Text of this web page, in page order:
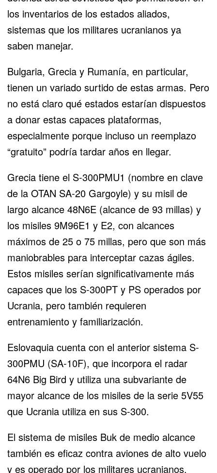
los inventarios de los estados aliados,
sistemas que los militares ucranianos ya
saben manejar.
Bulgaria, Grecia y Rumanía, en particular,
tienen un variado surtido de estas armas. Pero
no está claro qué estados estarían dispuestos
a donar estas capaces plataformas,
especialmente porque incluso un reemplazo
“gratuito” podría tardar años en llegar.
Grecia tiene el S-300PMU1 (nombre en clave
de la OTAN SA-20 Gargoyle) y su misil de
largo alcance 48N6E (alcance de 93 millas) y
los misiles 9M96E1 y E2, con alcances
máximos de 25 o 75 millas, pero que son más
maniobrables para interceptar cazas ágiles.
Estos misiles serían significativamente más
capaces que los S-300PT y PS operados por
Ucrania, pero también requieren
entrenamiento y familiarización.
Eslovaquia cuenta con el anterior sistema S-
300PMU (SA-10F), que incorpora el radar
64N6 Big Bird y utiliza una subvariante de
mayor alcance de los misiles de la serie 5V55
que Ucrania utiliza en sus S-300.
El sistema de misiles Buk de medio alcance
también es eficaz contra aviones de alto vuelo
y es operado por los militares ucranianos.